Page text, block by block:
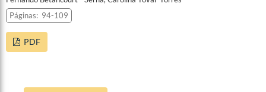
Páginas:94-109
PDF